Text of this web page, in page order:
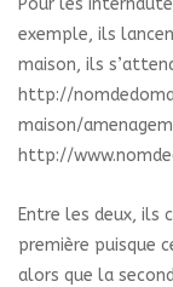
exemple, ils
maison, ils
http://
maison/
http://
Entre les deux,
première puisque
alors que la